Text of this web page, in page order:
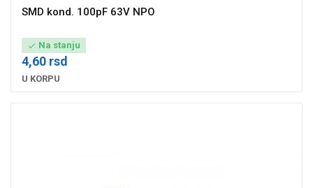
SMD kond. 100pF 63V NPO
 Na stanju
4,60 rsd
U KORPU